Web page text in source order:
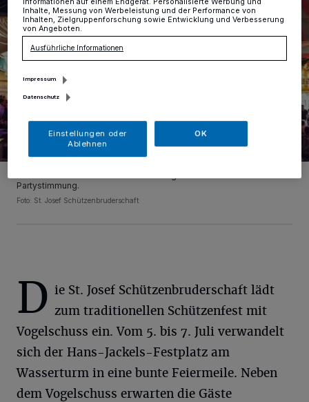
Partystimmung.
Foto: St. Josef Schützenbruderschaft
D ie St. Josef Schützenbruderschaft lädt
zum traditionellen Schützenfest mit
Vogelschuss ein. Vom 5. bis 7. Juli verwandelt
sich der Hans-Jackels-Festplatz am
Wasserturm in eine bunte Feiermeile. Neben
dem Vogelschuss erwarten die Gäste
Inhalte, Messung von Werbeleistung und der Performance von
Inhalten, Zielgruppenforschung sowie Entwicklung und Verbesserung
von Angeboten.
Ausführliche Informationen
Impressum
Datenschutz
Einstellungen oder
Ablehnen
OK